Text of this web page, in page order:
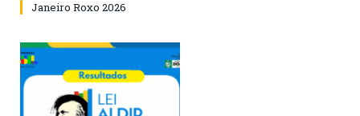
Janeiro Roxo 2026